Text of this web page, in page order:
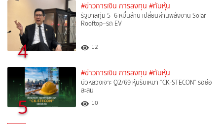
4
#ข่าวการเงิน การลงทุน #ทันหุ้น
รัฐบาลทุ่ม 5–6 หมื่นล้าน เปลี่ยนผ่านพลังงาน Solar
Rooftop–รถ EV
12
5
#ข่าวการเงิน การลงทุน #ทันหุ้น
บัวหลวงเจาะ Q2/69 หุ้นรับเหมา “CK-STECON” รอย่อ
สะสม
10